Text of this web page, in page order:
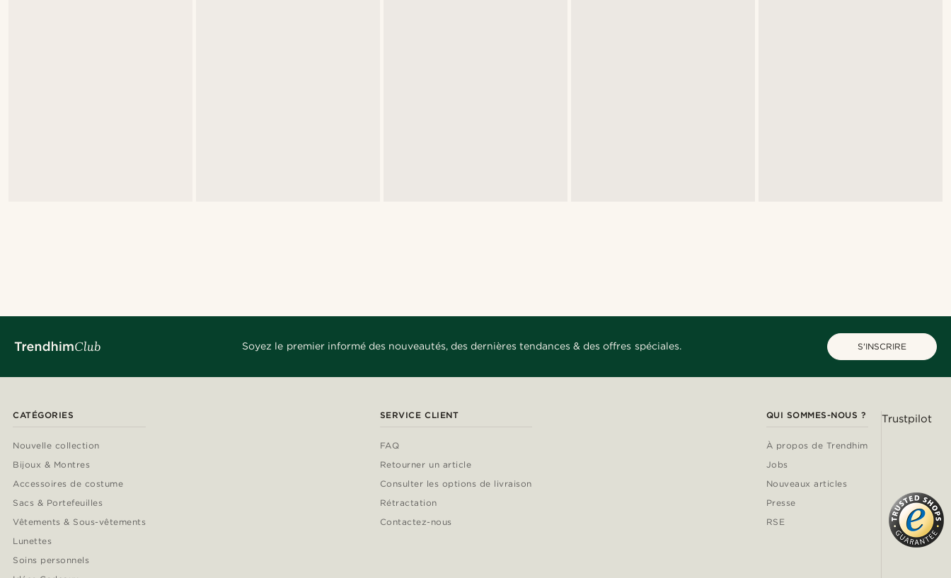
Soyez le premier informé des nouveautés, des dernières tendances & des offres spéciales. S'INSCRIRE
CATÉGORIES
Nouvelle collection
Bijoux & Montres
Accessoires de costume
Sacs & Portefeuilles
Vêtements & Sous-vêtements
Lunettes
Soins personnels
SERVICE CLIENT
FAQ
Retourner un article
Consulter les options de livraison
Rétractation
Contactez-nous
QUI SOMMES-NOUS ?
À propos de Trendhim
Jobs
Nouveaux articles
Presse
RSE
Trustpilot